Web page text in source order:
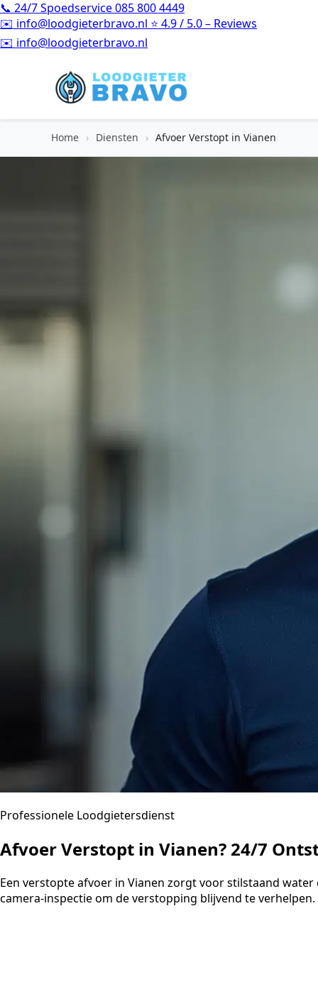
📞 24/7 Spoedservice085 800 4449
✉️ info@loodgieterbravo.nl ⭐ 4.9 / 5.0 – Reviews
⭐4.9 / 5.0 – Reviews
Home › Diensten › Afvoer Verstopt in Vianen
Professionele Loodgietersdienst
Afvoer Verstopt in Vianen? 24/7
Een verstopte afvoer in Vianen zorgt voor stilstaand
camera-inspectie om de verstopping blijvend te